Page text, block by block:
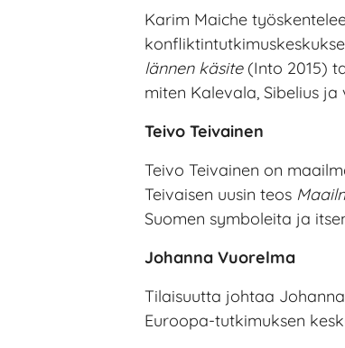
Karim Maiche
lännen käsite(Into 2015)
miten Kalevala, Sibelius
Teivo Teivainen
Teivo Teivainen on
Teivaisen uusin teos
Suomen symboleita ja
Johanna Vuorelma
Tilaisuutta johtaa
Euroopa-tutkimuksen